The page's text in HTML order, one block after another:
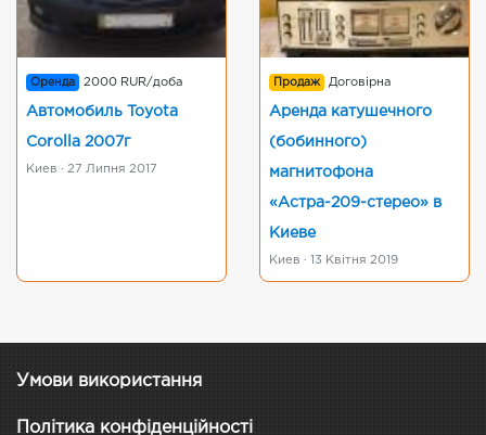
Оренда 2000 RUR/доба
Автомобиль Toyota
Corolla 2007г
Киев · 27 Липня 2017
Продаж Договірна
Аренда катушечного
(бобинного)
магнитофона
«Астра-209-стерео» в
Киеве
Киев · 13 Квітня 2019
Умови використання
Політика конфіденційності